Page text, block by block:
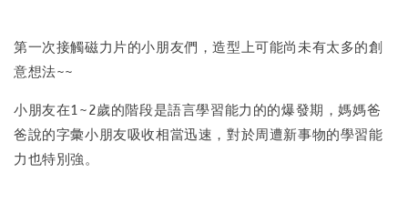
第一次接觸磁力片的小朋友們，造型上可能尚未有太多的創
意想法~~
小朋友在1~2歲的階段是語言學習能力的的爆發期，媽媽爸
爸說的字彙小朋友吸收相當迅速，對於周遭新事物的學習能
力也特別強。